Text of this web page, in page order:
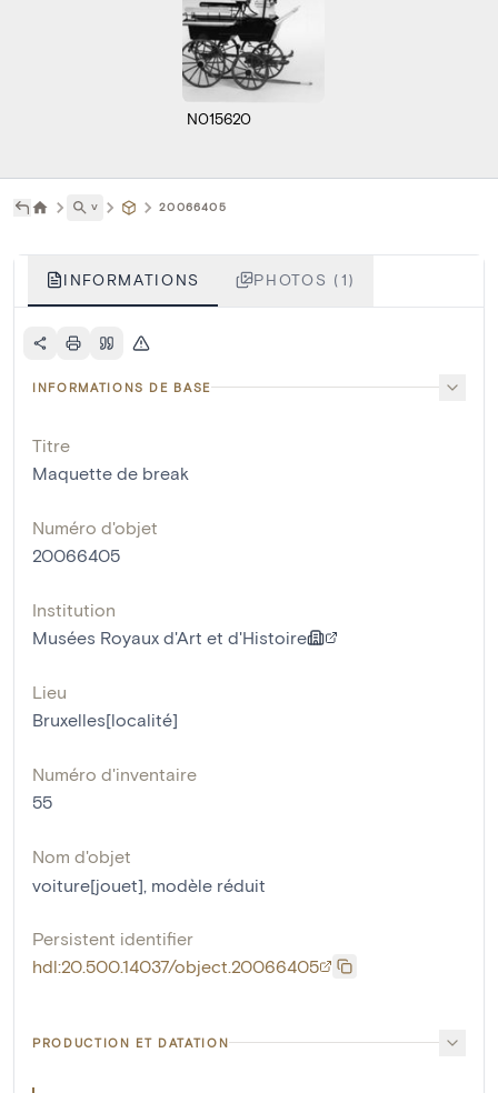
N015620
˅ 20066405
INFORMATIONS PHOTOS (1)
INFORMATIONS DE BASE
Titre
Maquette de break
Numéro d'objet
20066405
Institution
Musées Royaux d'Art et d'Histoire
Lieu
Bruxelles[localité]
Numéro d'inventaire
55
Nom d'objet
voiture[jouet] modèle réduit
Persistent identifier
hdl:20.500.14037/object.20066405
PRODUCTION ET DATATION